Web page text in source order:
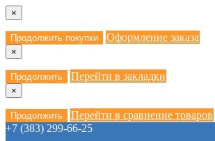
×
Продолжить покупки Оформление заказа
×
Продолжить Перейти в закладки
×
Продолжить
Перейти в сравнение товаров
+7 (383) 299-66-25